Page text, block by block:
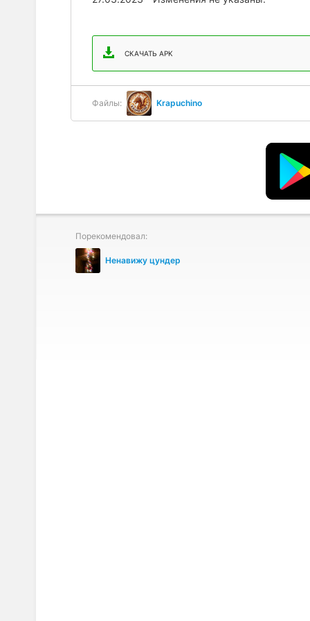
СКАЧАТЬ APK
Файлы: Krapuchino
Порекомендовал:
Ненавижу цундер